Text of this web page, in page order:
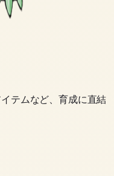
テムなど、育成に直結